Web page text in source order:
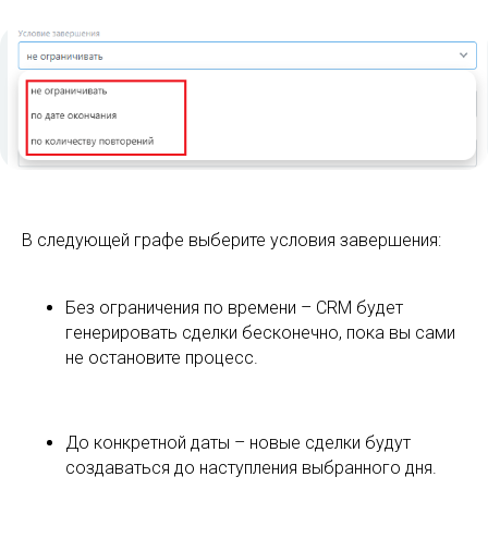
В следующей графе выберите условия завершения:
Без ограничения по времени – CRM будет
генерировать сделки бесконечно, пока вы сами
не остановите процесс.
До конкретной даты – новые сделки будут
создаваться до наступления выбранного дня.